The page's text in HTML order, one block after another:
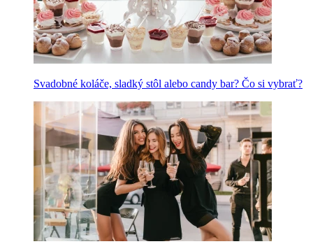
Svadobné koláče, sladký stôl alebo candy bar? Čo si vybrať?